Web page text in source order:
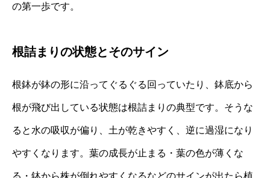
の第一歩です。
根詰まりの状態とそのサイン
根鉢が鉢の形に沿ってぐるぐる回っていたり、鉢底から
根が飛び出している状態は根詰まりの典型です。そうな
ると水の吸収が偏り、土が乾きやすく、逆に過湿になり
やすくなります。葉の成長が止まる・葉の色が薄くな
る・鉢から株が倒れやすくなるなどのサインが出たら植